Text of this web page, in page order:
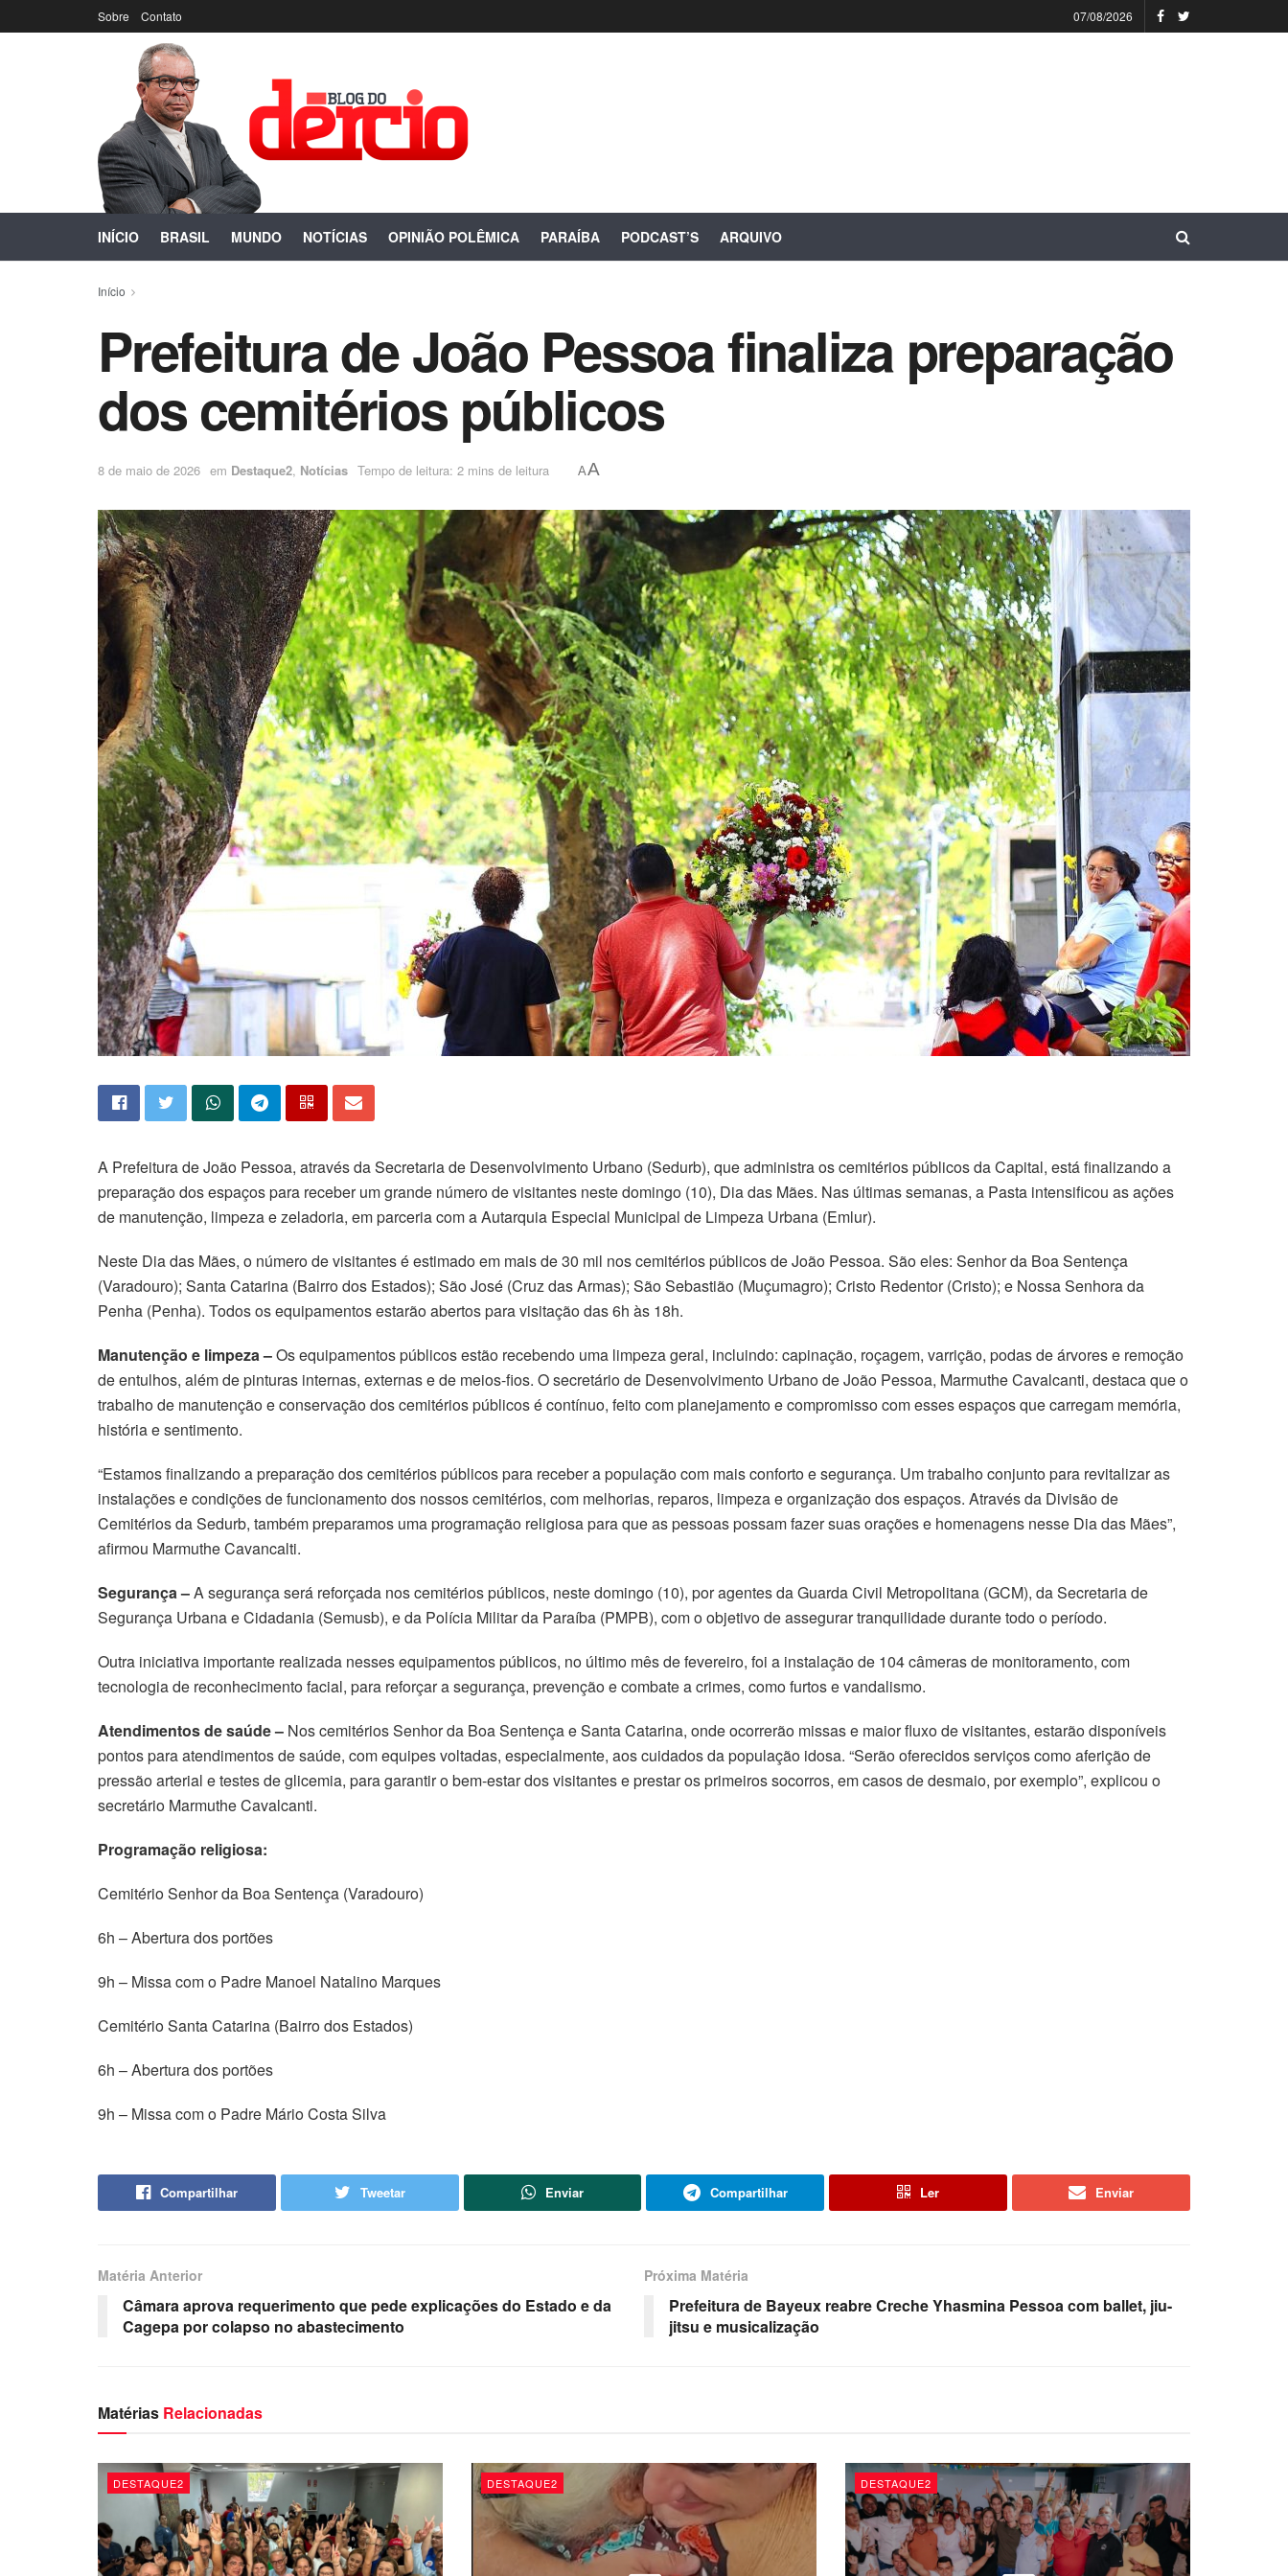
Sobre Contato 07/08/2026
INÍCIO BRASIL MUNDO NOTÍCIAS OPINIÃO POLÊMICA PARAÍBA PODCAST’S ARQUIVO
Início
Prefeitura de João Pessoa finaliza preparação
dos cemitérios públicos
8 de maio de 2026 em Destaque2, Notícias Tempo de leitura: 2 mins de leitura AA
A Prefeitura de João Pessoa, através da Secretaria de Desenvolvimento Urbano (Sedurb), que administra os cemitérios públicos da Capital, está finalizando a
preparação dos espaços para receber um grande número de visitantes neste domingo (10), Dia das Mães. Nas últimas semanas, a Pasta intensificou as ações
de manutenção, limpeza e zeladoria, em parceria com a Autarquia Especial Municipal de Limpeza Urbana (Emlur).
Neste Dia das Mães, o número de visitantes é estimado em mais de 30 mil nos cemitérios públicos de João Pessoa. São eles: Senhor da Boa Sentença
(Varadouro); Santa Catarina (Bairro dos Estados); São José (Cruz das Armas); São Sebastião (Muçumagro); Cristo Redentor (Cristo); e Nossa Senhora da
Penha (Penha). Todos os equipamentos estarão abertos para visitação das 6h às 18h.
Manutenção e limpeza –Os equipamentos públicos estão recebendo uma limpeza geral, incluindo: capinação, roçagem, varrição, podas de árvores e remoção
de entulhos, além de pinturas internas, externas e de meios-fios. O secretário de Desenvolvimento Urbano de João Pessoa, Marmuthe Cavalcanti, destaca que o
trabalho de manutenção e conservação dos cemitérios públicos é contínuo, feito com planejamento e compromisso com esses espaços que carregam memória,
história e sentimento.
“Estamos finalizando a preparação dos cemitérios públicos para receber a população com mais conforto e segurança. Um trabalho conjunto para revitalizar as
instalações e condições de funcionamento dos nossos cemitérios, com melhorias, reparos, limpeza e organização dos espaços. Através da Divisão de
Cemitérios da Sedurb, também preparamos uma programação religiosa para que as pessoas possam fazer suas orações e homenagens nesse Dia das Mães”,
afirmou Marmuthe Cavancalti.
Segurança –A segurança será reforçada nos cemitérios públicos, neste domingo (10), por agentes da Guarda Civil Metropolitana (GCM), da Secretaria de
Segurança Urbana e Cidadania (Semusb), e da Polícia Militar da Paraíba (PMPB), com o objetivo de assegurar tranquilidade durante todo o período.
Outra iniciativa importante realizada nesses equipamentos públicos, no último mês de fevereiro, foi a instalação de 104 câmeras de monitoramento, com
tecnologia de reconhecimento facial, para reforçar a segurança, prevenção e combate a crimes, como furtos e vandalismo.
Atendimentos de saúde – Nos cemitérios Senhor da Boa Sentença e Santa Catarina, onde ocorrerão missas e maior fluxo de visitantes, estarão disponíveis
pontos para atendimentos de saúde, com equipes voltadas, especialmente, aos cuidados da população idosa. “Serão oferecidos serviços como aferição de
pressão arterial e testes de glicemia, para garantir o bem-estar dos visitantes e prestar os primeiros socorros, em casos de desmaio, por exemplo”, explicou o
secretário Marmuthe Cavalcanti.
Programação religiosa:
Cemitério Senhor da Boa Sentença (Varadouro)
6h – Abertura dos portões
9h – Missa com o Padre Manoel Natalino Marques
Cemitério Santa Catarina (Bairro dos Estados)
6h – Abertura dos portões
9h – Missa com o Padre Mário Costa Silva
Compartilhar Tweetar Enviar Compartilhar Ler Enviar
Matéria Anterior
Câmara aprova requerimento que pede explicações do Estado e da
Cagepa por colapso no abastecimento
Próxima Matéria
Prefeitura de Bayeux reabre Creche Yhasmina Pessoa com ballet, jiu-
jitsu e musicalização
Matérias Relacionadas
DESTAQUE2 DESTAQUE2 DESTAQUE2